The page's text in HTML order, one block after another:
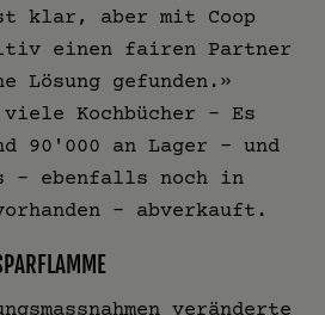
klar, aber mit Coop
einen fairen Partner
Lösung gefunden.»
viele Kochbücher – Es
90'000 an Lager – und
– ebenfalls noch in
– abverkauft.
veränderte